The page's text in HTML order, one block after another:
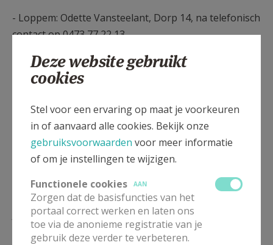
- Loppem: Odette Vansteelant, Dorp 14, na telefonisch
contact op 0473 77 22 13
- Veldegem: Chris Vandamme, K. Albertstraat 172, op
maandag tussen 09u00 en 11u00
- Zedelgem De Leeuw: Monique Ameeuw, Doornlaan
35, na telefonisch contact op 0478 36 54 56
Lees meer
Deze website gebruikt
cookies
Stel voor een ervaring op maat je voorkeuren
in of aanvaard alle cookies. Bekijk onze
gebruiksvoorwaarden voor meer informatie
of om je instellingen te wijzigen.
Functionele cookies
AAN
Zorgen dat de basisfuncties van het
portaal correct werken en laten ons
toe via de anonieme registratie van je
gebruik deze verder te verbeteren.